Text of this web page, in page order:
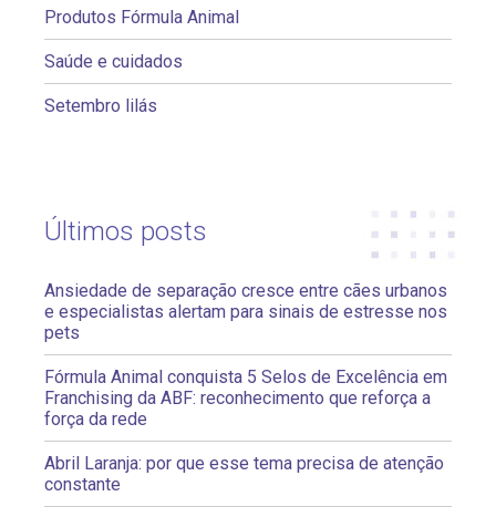
Produtos Fórmula Animal
Saúde e cuidados
Setembro lilás
Últimos posts
Ansiedade de separação cresce entre cães urbanos
e especialistas alertam para sinais de estresse nos
pets
Fórmula Animal conquista 5 Selos de Excelência em
Franchising da ABF: reconhecimento que reforça a
força da rede
Abril Laranja: por que esse tema precisa de atenção
constante